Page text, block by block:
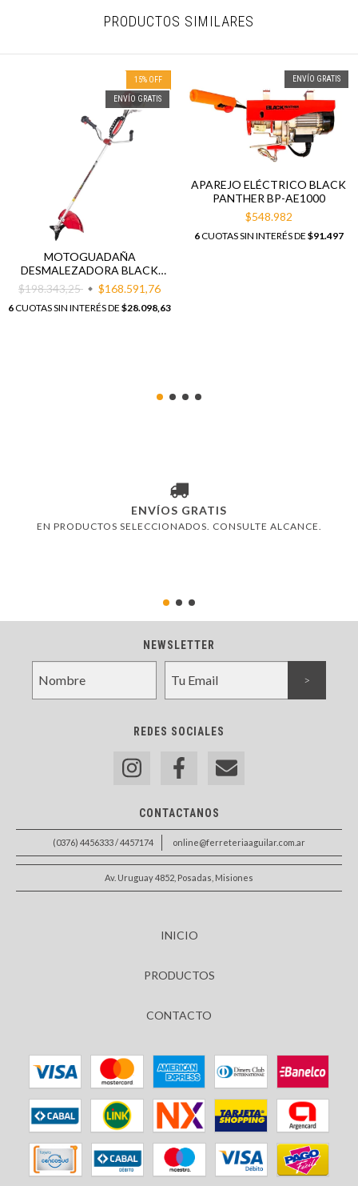
PRODUCTOS SIMILARES
15% OFF
ENVÍO GRATIS
MOTOGUADAÑA
DESMALEZADORA BLACK
PANTHER BP-D520CC
$198.343,25 $168.591,76
6CUOTAS SIN INTERÉS DE $28.098,63
ENVÍO GRATIS
APAREJO ELÉCTRICO BLACK
PANTHER BP-AE1000
$548.982
6CUOTAS SIN INTERÉS DE $91.497
ENVÍOS GRATIS
EN PRODUCTOS SELECCIONADOS. CONSULTE ALCANCE.
NEWSLETTER
REDES SOCIALES
CONTACTANOS
(0376) 4456333 / 4457174 online@ferreteriaaguilar.com.ar
Av. Uruguay 4852, Posadas, Misiones
INICIO
PRODUCTOS
CONTACTO